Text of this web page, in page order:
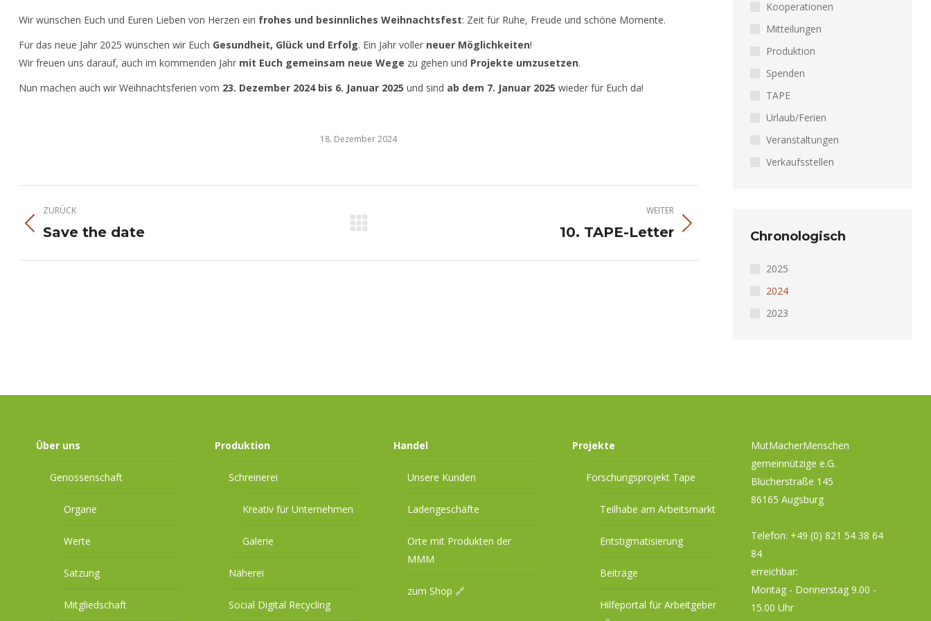
Wir wünschen Euch und Euren Lieben von Herzen ein frohes und besinnliches Weihnachtsfest: Zeit für Ruhe, Freude und schöne Momente.
Für das neue Jahr 2025 wünschen wir Euch Gesundheit, Glück und Erfolg. Ein Jahr voller neuer Möglichkeiten!
Wir freuen uns darauf, auch im kommenden Jahr mit Euch gemeinsam neue Wege zu gehen und Projekte umzusetzen.
Nun machen auch wir Weihnachtsferien vom 23. Dezember 2024 bis 6. Januar 2025 und sind ab dem 7. Januar 2025 wieder für Euch da!
18. Dezember 2024
Kommentarnavigation
ZURÜCK
Vorheriger
Save the date
WEITER
10. TAPE-Letter
Kooperationen
Mitteilungen
Produktion
Spenden
TAPE
Urlaub/Ferien
Veranstaltungen
Verkaufsstellen
Chronologisch
2025
2024
2023
Über uns
Genossenschaft
Organe
Werte
Satzung
Mitgliedschaft
Produktion
Schreinerei
Kreativ für Unternehmen
Galerie
Näherei
Social Digital Recycling
Handel
Unsere Kunden
Ladengeschäfte
Orte mit Produkten der
MMM
zum Shop 🔗
Projekte
Forschungsprojekt Tape
Teilhabe am Arbeitsmarkt
Entstigmatisierung
Beiträge
Hilfeportal für Arbeitgeber
MutMacherMenschen
gemeinnützige e.G.
Blücherstraße 145
86165 Augsburg
Telefon: +49 (0) 821 54 38 64
84
erreichbar:
Montag - Donnerstag 9.00 -
15.00 Uhr